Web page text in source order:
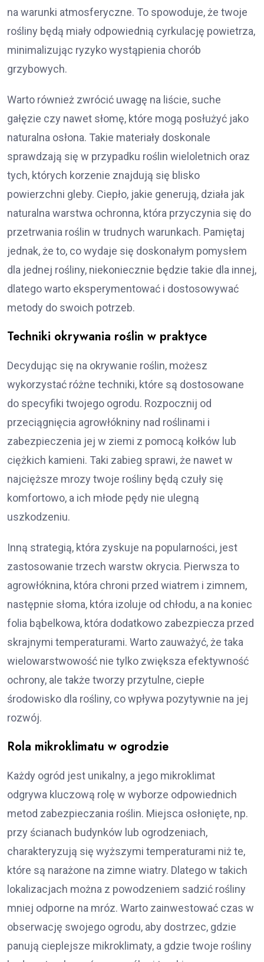
na warunki atmosferyczne. To spowoduje, że twoje
rośliny będą miały odpowiednią cyrkulację powietrza,
minimalizując ryzyko wystąpienia chorób
grzybowych.
Warto również zwrócić uwagę na liście, suche
gałęzie czy nawet słomę, które mogą posłużyć jako
naturalna osłona. Takie materiały doskonale
sprawdzają się w przypadku roślin wieloletnich oraz
tych, których korzenie znajdują się blisko
powierzchni gleby. Ciepło, jakie generują, działa jak
naturalna warstwa ochronna, która przyczynia się do
przetrwania roślin w trudnych warunkach. Pamiętaj
jednak, że to, co wydaje się doskonałym pomysłem
dla jednej rośliny, niekoniecznie będzie takie dla innej,
dlatego warto eksperymentować i dostosowywać
metody do swoich potrzeb.
Techniki okrywania roślin w praktyce
Decydując się na okrywanie roślin, możesz
wykorzystać różne techniki, które są dostosowane
do specyfiki twojego ogrodu. Rozpocznij od
przeciągnięcia agrowłókniny nad roślinami i
zabezpieczenia jej w ziemi z pomocą kołków lub
ciężkich kamieni. Taki zabieg sprawi, że nawet w
najcięższe mrozy twoje rośliny będą czuły się
komfortowo, a ich młode pędy nie ulegną
uszkodzeniu.
Inną strategią, która zyskuje na popularności, jest
zastosowanie trzech warstw okrycia. Pierwsza to
agrowłóknina, która chroni przed wiatrem i zimnem,
następnie słoma, która izoluje od chłodu, a na koniec
folia bąbelkowa, która dodatkowo zabezpiecza przed
skrajnymi temperaturami. Warto zauważyć, że taka
wielowarstwowość nie tylko zwiększa efektywność
ochrony, ale także tworzy przytulne, ciepłe
środowisko dla rośliny, co wpływa pozytywnie na jej
rozwój.
Rola mikroklimatu w ogrodzie
Każdy ogród jest unikalny, a jego mikroklimat
odgrywa kluczową rolę w wyborze odpowiednich
metod zabezpieczania roślin. Miejsca osłonięte, np.
przy ścianach budynków lub ogrodzeniach,
charakteryzują się wyższymi temperaturami niż te,
które są narażone na zimne wiatry. Dlatego w takich
lokalizacjach można z powodzeniem sadzić rośliny
mniej odporne na mróz. Warto zainwestować czas w
obserwację swojego ogrodu, aby dostrzec, gdzie
panują cieplejsze mikroklimaty, a gdzie twoje rośliny